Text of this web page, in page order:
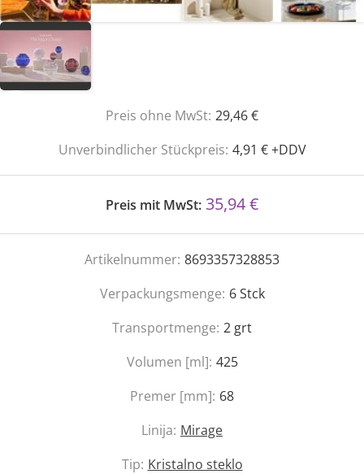
Preis ohne MwSt: 29,46 €
Unverbindlicher Stückpreis: 4,91 € +DDV
Preis mit MwSt: 35,94 €
Artikelnummer: 8693357328853
Verpackungsmenge: 6Stck
Transportmenge: 2 grt
Volumen [ml]: 425
Premer [mm]: 68
Linija: Mirage
Tip: Kristalno steklo